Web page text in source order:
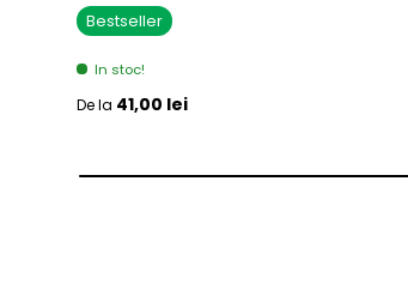
Bestseller
In stoc!
Pret initial
De la 41,00 lei